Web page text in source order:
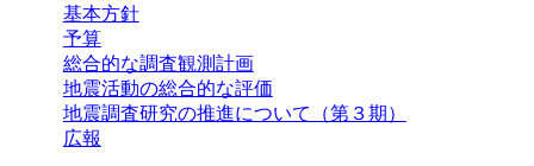
基本方針
予算
総合的な調査観測計画
地震活動の総合的な評価
地震調査研究の推進について（第３期）
広報